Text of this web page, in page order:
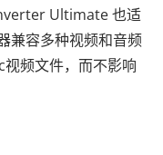
Ultimate 也适
兼容多种视频和音频
频文件，而不影响